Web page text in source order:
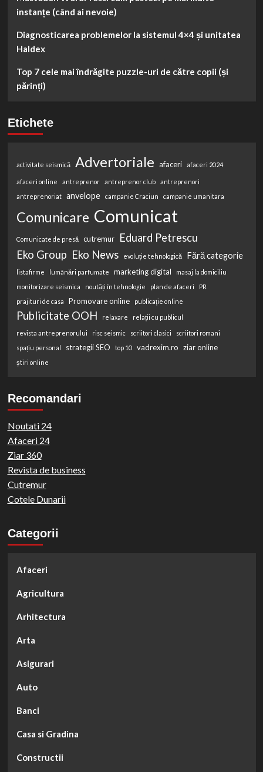
instanțe (când ai nevoie)
Diagnosticarea problemelor la sistemul 4×4 și unitatea
Haldex
Top 7 cele mai îndrăgite puzzle-uri de către copii (și
părinți)
Etichete
activitate seismică Advertoriale afaceri afaceri 2024
afaceri online antreprenor antreprenor club
antreprenori
antreprenoriat
anvelope campanie Craciun campanie umanitara
Comunicare Comunicat
Comunicate de presă cutremur
Eduard Petrescu
Eko Group Eko News evoluție tehnologică Fără categorie
listafirme lumânări parfumate marketing digital
masaj la domiciliu
monitorizare seismica
noutăți în tehnologie plan de afaceri
PR
prajituri de casa
Promovare online publicație online
Publicitate OOH relaxare relații cu publicul
revista antreprenorului risc seismic scriitori clasici
scriitori romani
spațiu personal
strategii SEO top 10 vadrexim.ro ziar online
știri online
Recomandari
Noutati 24
Afaceri 24
Ziar 360
Revista de business
Cutremur
Cotele Dunarii
Categorii
Afaceri
Agricultura
Arhitectura
Arta
Asigurari
Auto
Banci
Casa si Gradina
Constructii